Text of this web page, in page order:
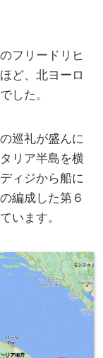
フリードリヒ
ど、北ヨーロ
した。
巡礼が盛んに
リア半島を横
ィジから船に
編成した第６
います。